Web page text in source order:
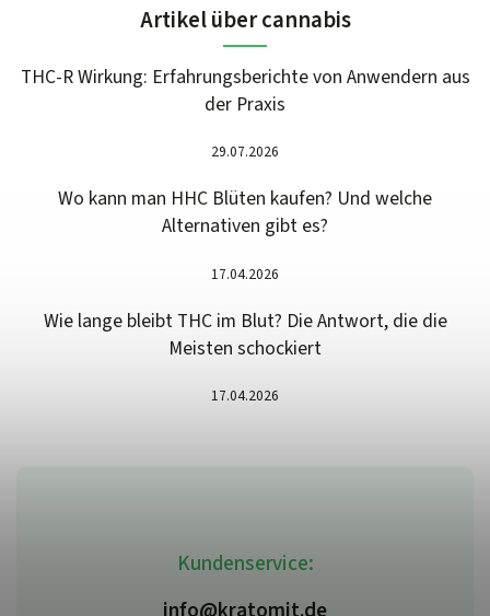
Kundenservice:
Artikel über cannabis
THC-R Wirkung: Erfahrungsberichte von Anwendern aus
der Praxis
29.07.2026
Wo kann man HHC Blüten kaufen? Und welche
Alternativen gibt es?
17.04.2026
Wie lange bleibt THC im Blut? Die Antwort, die die
Meisten schockiert
17.04.2026